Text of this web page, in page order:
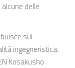
delle
sul
ingegneristica.
Kosakusho